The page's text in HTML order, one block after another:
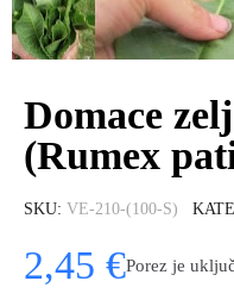
Domace
(Rumex
SKU VE-210-(100-S)
2,45 €Porez je